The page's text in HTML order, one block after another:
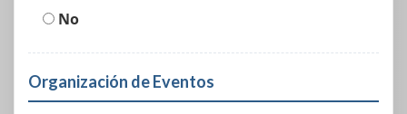
No
Organización de Eventos